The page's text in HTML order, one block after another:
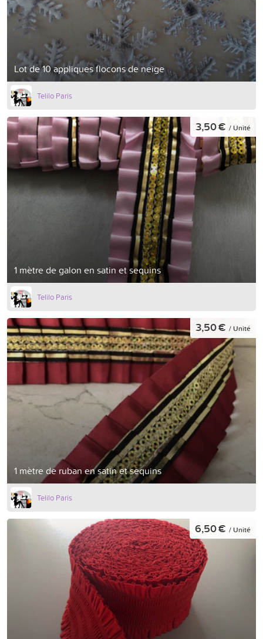
Lot de 10 appliques flocons de neige
Telilo Paris
1 mètre de galon en satin et sequins
3,50 € / Unité
Telilo Paris
1 mètre de ruban en satin et sequins
3,50 € / Unité
Telilo Paris
6,50 € / Unité